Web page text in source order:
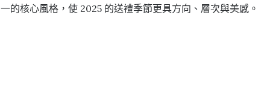
的核心風格，使 2025 的送禮季節更具方向、層次與美感。